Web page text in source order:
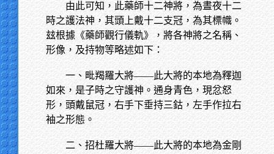
由此可知，此藥師十二神將，為晝夜十二
時之護法神，其頭上戴十二支冠，為其標幟。
玆根據《藥師觀行儀軌》，將各神將之名稱、
形像，及持物等略述如下：
一、毗羯羅大將——此大將的本地為釋迦
如來，是子時之守護神。通身青色，現忿怒
形，頭戴鼠冠，右手下垂持三鈷，左手作拉右
袖之形態。
二、招杜羅大將——此大將的本地為金剛